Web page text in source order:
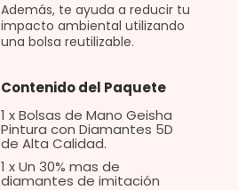
Además, te ayuda a reducir tu
impacto ambiental utilizando
una bolsa reutilizable.
Contenido del Paquete
1 x Bolsas de Mano Geisha
Pintura con Diamantes 5D
de Alta Calidad.
1 x Un 30% mas de
diamantes de imitación